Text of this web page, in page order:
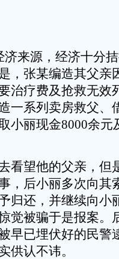
来源，经济十分拮
，张某编造其父亲
治疗费及抢救无效
一系列卖房救父、
小丽现金8000余元
望他的父亲，但
，后小丽多次向其
归还，并继续向小
觉被骗于是报案。
早已埋伏好的民警
供认不讳。